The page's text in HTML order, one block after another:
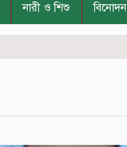
নারী ও শিশু বিনোদন